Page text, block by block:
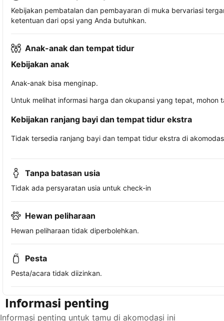
Kebijakan pembatalan dan pembayaran di muka bervariasi
ketentuan dari opsi yang Anda butuhkan.
Anak-anak dan tempat tidur
Kebijakan anak
Anak-anak bisa menginap.
Untuk melihat informasi harga dan okupansi yang tepat,
Kebijakan ranjang bayi dan tempat tidur ekstra
Tidak tersedia ranjang bayi dan tempat tidur ekstra di
Tanpa batasan usia
Tidak ada persyaratan usia untuk check-in
Hewan peliharaan
Hewan peliharaan tidak diperbolehkan.
Pesta
Pesta/acara tidak diizinkan.
Informasi penting
Informasi penting untuk tamu di akomodasi ini